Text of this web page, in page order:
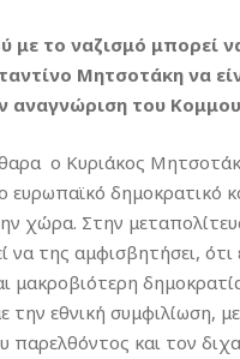
με το ναζισμό μπορεί
Μητσοτάκη να
αναγνώριση του
ο Κυριάκος
ευρωπαϊκό
χώρα. Στην
της αμφισβητήσει, ότι
μακροβιότερη
την εθνική συμφιλίωση,
παρελθόντος και τον